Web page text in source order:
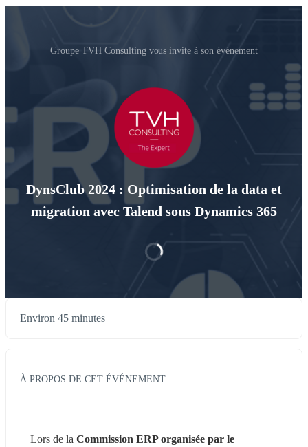
Groupe TVH Consulting vous invite à son événement
DynsClub 2024 : Optimisation de la data et
migration avec Talend sous Dynamics 365
Environ 45 minutes
À PROPOS DE CET ÉVÉNEMENT
Lors de la Commission ERP organisée par le